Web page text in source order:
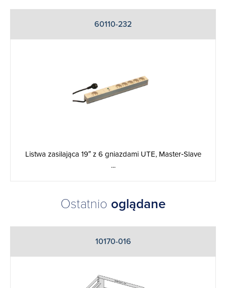
60110-232
Listwa zasilająca 19″ z 6 gniazdami UTE, Master‐Slave
...
Ostatnio oglądane
10170-016